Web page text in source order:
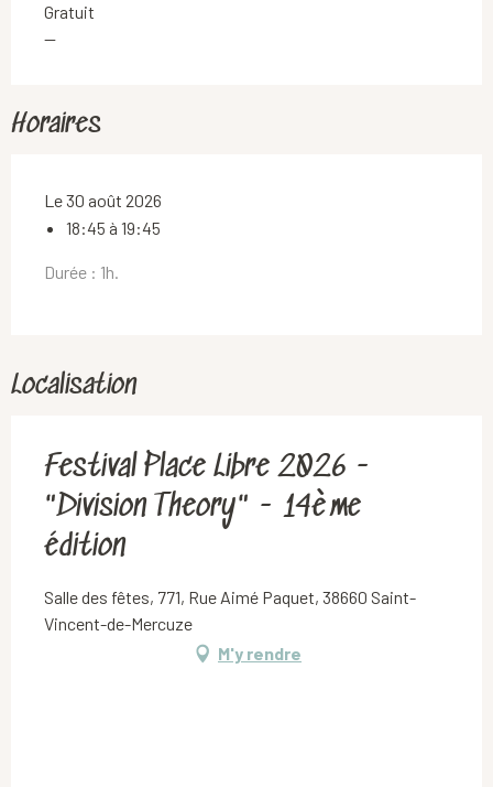
Gratuit
—
Horaires
Le 30 août 2026
18:45 à 19:45
Durée : 1h.
Localisation
Festival Place Libre 2026 -
"Division Theory" - 14ème
édition
Salle des fêtes, 771, Rue Aimé Paquet, 38660 Saint-
Vincent-de-Mercuze
M'y rendre